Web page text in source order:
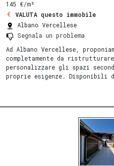
145 €/m²
VALUTA questo immobile
Albano Vercellese
Segnala un problema
Ad Albano Vercellese,
completamente da
personalizzare gli spazi
proprie esigenze. Disponibili